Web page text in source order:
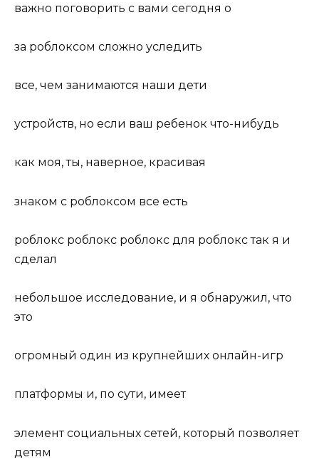
важно поговорить с вами сегодня о
за роблоксом сложно уследить
все, чем занимаются наши дети
устройств, но если ваш ребенок что-нибудь
как моя, ты, наверное, красивая
знаком с роблоксом все есть
роблокс роблокс роблокс для роблокс так я и
сделал
небольшое исследование, и я обнаружил, что
это
огромный один из крупнейших онлайн-игр
платформы и, по сути, имеет
элемент социальных сетей, который позволяет
детям